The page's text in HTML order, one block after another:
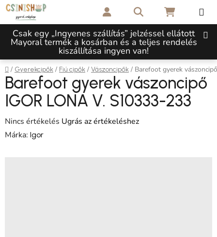
Ugrás a fő tartalomhoz
Csak egy „Ingyenes szállítás” jelzéssel ellátott
Mayoral termék a kosárban és a teljes rendelés
kiszállítása ingyen van!
KeresésKOSÁR
Kezdőlap
/ Gyerekcipők / Fiú cipők / Vászoncipők / Barefoot gyerek
Barefoot gyerek vászoncipő
IGOR LONA V. S10333-233
A termék átlagos értékelése 5-ből 0,0 csillag.
Nincs értékelés Ugrás az értékeléshez
Márka: Igor